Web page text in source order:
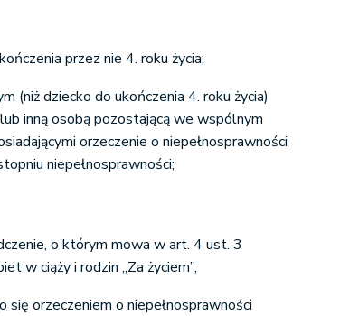
przez nie 4. roku życia;
(niż dziecko do ukończenia 4. roku życia)
inną osobą pozostającą we wspólnym
orzeczenie o niepełnosprawności
niepełnosprawności;
o którym mowa w art. 4 ust. 3
w ciąży i rodzin „Za życiem”,
się orzeczeniem o niepełnosprawności